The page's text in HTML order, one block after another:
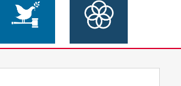
over deSustainable Development